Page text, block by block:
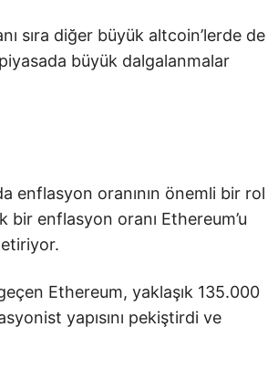
sıra diğer büyük altcoin’lerde de
büyük dalgalanmalar
enflasyon oranının önemli bir rol
bir enflasyon oranı Ethereum’u
Ethereum, yaklaşık 135.000
yapısını pekiştirdi ve